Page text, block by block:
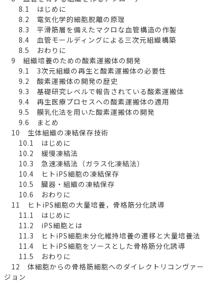
8.1 はじめに
8.2 電気化学的細胞脱離の原理
8.3 平滑筋層を備えたマクロな血管構造の作製
8.4 血管モールディングによる三次元組織構築
8.5 おわりに
9 組織培養のための酸素運搬体の開発
9.1 3次元組織の再生と酸素運搬体の必要性
9.2 酸素運搬体の開発の歴史
9.3 基礎研究レベルで報告されている酸素運搬体
9.4 再生医療プロセスへの酸素運搬体の適用
9.5 膜乳化法を用いた酸素運搬体の開発
9.6 まとめ
10 生体組織の凍結保存技術
10.1 はじめに
10.2 緩慢凍結法
10.3 急速凍結法（ガラス化凍結法）
10.4 ヒトiPS細胞の凍結保存
10.5 臓器・組織の凍結保存
10.6 おわりに
11 ヒトiPS細胞の大量培養，骨格筋分化誘導
11.1 はじめに
11.2 iPS細胞とは
11.3 ヒトiPS細胞未分化維持培養の遷移と大量培養法
11.4 ヒトiPS細胞をソースとした骨格筋分化誘導
11.5 おわりに
12 体細胞からの骨格筋細胞へのダイレクトリコンヴァー
ジョン